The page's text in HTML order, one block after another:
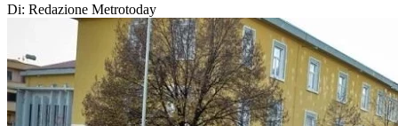
Di: Redazione Metrotoday